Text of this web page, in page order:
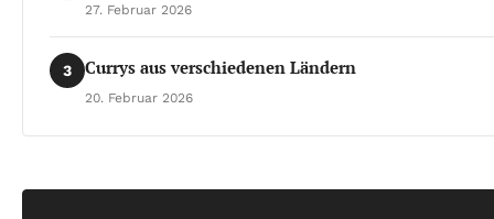
27. Februar 2026
3 Currys aus verschiedenen Ländern
20. Februar 2026